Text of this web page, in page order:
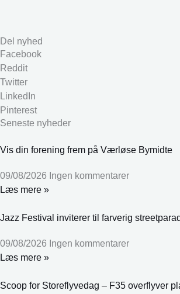
Del nyhed
Facebook
Reddit
Twitter
LinkedIn
Pinterest
Seneste nyheder
Vis din forening frem på Værløse Bymidte
09/08/2026 Ingen kommentarer
Læs mere »
Jazz Festival inviterer til farverig
09/08/2026 Ingen kommentarer
Læs mere »
Scoop for Storeflyvedag – F35 overflyver